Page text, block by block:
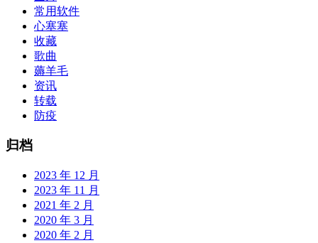
常用软件
心塞塞
收藏
歌曲
薅羊毛
资讯
转载
防疫
归档
2023 年 12 月
2023 年 11 月
2021 年 2 月
2020 年 3 月
2020 年 2 月